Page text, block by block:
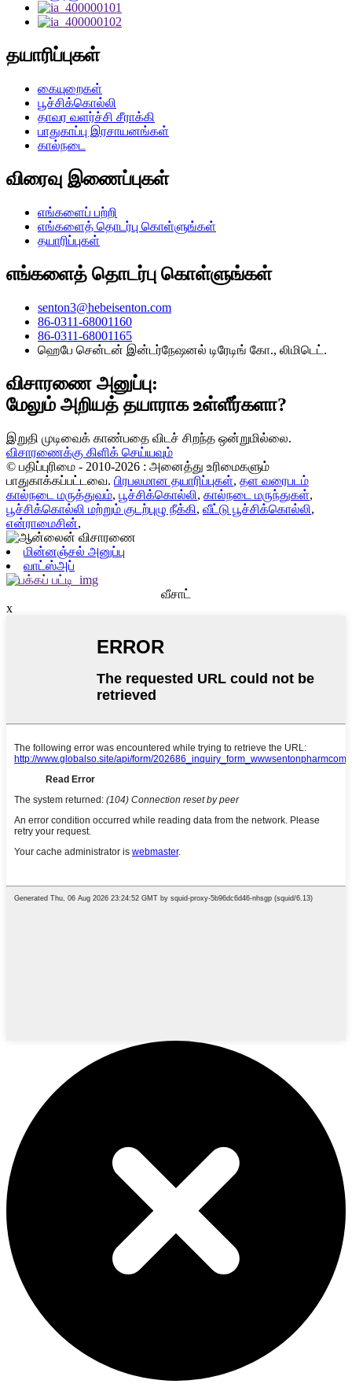
தயாரிப்புகள்
கையுறைகள்
பூச்சிக்கொல்லி
தாவர வளர்ச்சி சீராக்கி
பாதுகாப்பு இரசாயனங்கள்
கால்நடை
விரைவு இணைப்புகள்
எங்களைப் பற்றி
எங்களைத் தொடர்பு கொள்ளுங்கள்
தயாரிப்புகள்
எங்களைத் தொடர்பு கொள்ளுங்கள்
senton3@hebeisenton.com
86-0311-68001160
86-0311-68001165
ஹெபே சென்டன் இன்டர்நேஷனல் டிரேடிங் கோ., லிமிடெட்.
விசாரணை அனுப்பு:
மேலும் அறியத் தயாராக உள்ளீர்களா?
இறுதி முடிவைக் காண்பதை விடச் சிறந்த ஒன்றுமில்லை.
விசாரணைக்கு கிளிக் செய்யவும்
© பதிப்புரிமை - 2010-2026 : அனைத்து உரிமைகளும்
பாதுகாக்கப்பட்டவை. பிரபலமான தயாரிப்புகள், தள வரைபடம்
கால்நடை மருத்துவம், பூச்சிக்கொல்லி, கால்நடை மருந்துகள்,
பூச்சிக்கொல்லி மற்றும் குடற்புழு நீக்கி, வீட்டு பூச்சிக்கொல்லி,
என்ராமைசின்,
மின்னஞ்சல் அனுப்பு
வாட்ஸ்அப்
வீசாட்
x